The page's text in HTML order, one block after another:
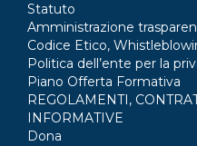
Statuto
Amministrazione
Codice Etico,
Politica dell’ente per la
Piano Offerta Formativa
REGOLAMENTI,
INFORMATIVE
Dona